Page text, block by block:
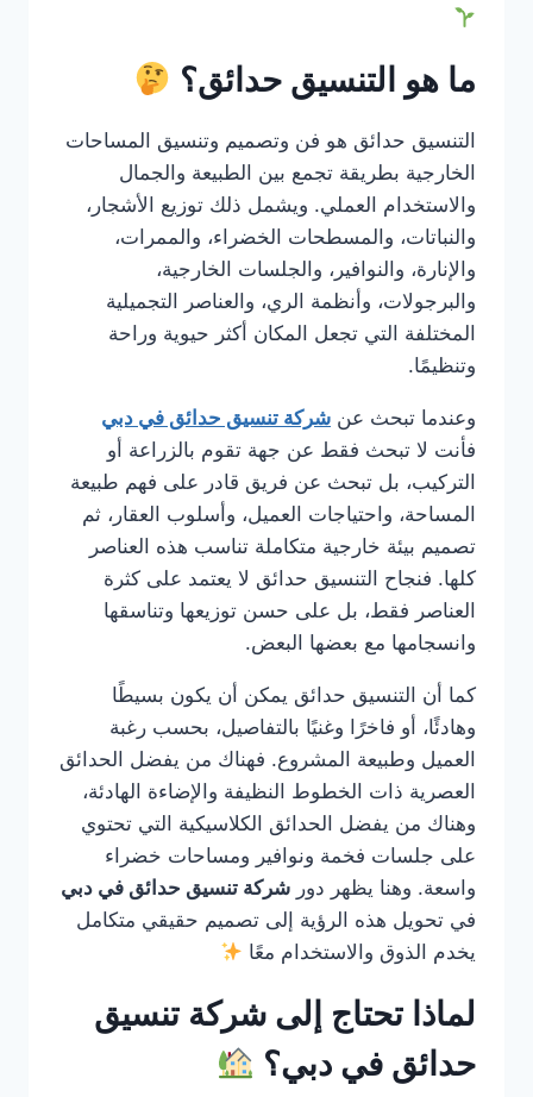
ما هو التنسيق حدائق؟
التنسيق حدائق هو فن وتصميم وتنسيق المساحات
الخارجية بطريقة تجمع بين الطبيعة والجمال
والاستخدام العملي. ويشمل ذلك توزيع الأشجار،
والنباتات، والمسطحات الخضراء، والممرات،
والإنارة، والنوافير، والجلسات الخارجية،
والبرجولات، وأنظمة الري، والعناصر التجميلية
المختلفة التي تجعل المكان أكثر حيوية وراحة
وتنظيمًا.
وعندما تبحث عن شركة تنسيق حدائق في دبي
فأنت لا تبحث فقط عن جهة تقوم بالزراعة أو
التركيب، بل تبحث عن فريق قادر على فهم طبيعة
المساحة، واحتياجات العميل، وأسلوب العقار، ثم
تصميم بيئة خارجية متكاملة تناسب هذه العناصر
كلها. فنجاح التنسيق حدائق لا يعتمد على كثرة
العناصر فقط، بل على حسن توزيعها وتناسقها
وانسجامها مع بعضها البعض.
كما أن التنسيق حدائق يمكن أن يكون بسيطًا
وهادئًا، أو فاخرًا وغنيًا بالتفاصيل، بحسب رغبة
العميل وطبيعة المشروع. فهناك من يفضل الحدائق
العصرية ذات الخطوط النظيفة والإضاءة الهادئة،
وهناك من يفضل الحدائق الكلاسيكية التي تحتوي
على جلسات فخمة ونوافير ومساحات خضراء
واسعة. وهنا يظهر دور شركة تنسيق حدائق في دبي
في تحويل هذه الرؤية إلى تصميم حقيقي متكامل
يخدم الذوق والاستخدام معًا
لماذا تحتاج إلى شركة تنسيق
حدائق في دبي؟